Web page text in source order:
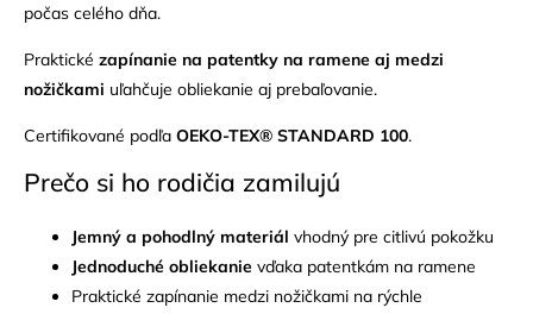
počas celého dňa.
Praktické zapínanie na patentky na ramene aj medzi
nožičkami uľahčuje obliekanie aj prebaľovanie.
Certifikované podľa OEKO-TEX® STANDARD 100.
Prečo si ho rodičia zamilujú
Jemný a pohodlný materiál vhodný pre citlivú pokožku
Jednoduché obliekanie vďaka patentkám na ramene
Praktické zapínanie medzi nožičkami na rýchle